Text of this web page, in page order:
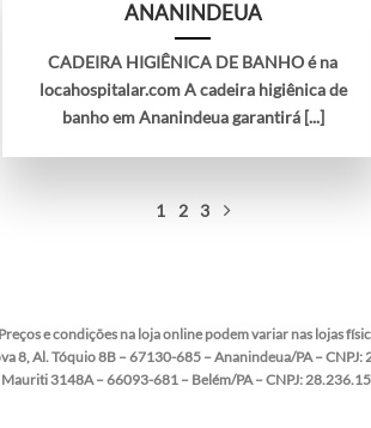
ANANINDEUA
CADEIRA HIGIÊNICA DE BANHO é na
locahospitalar.com A cadeira higiênica de
banho em Ananindeua garantirá [...]
1 2 3
Preços e condições na loja online podem variar nas lojas
8, Al. Tóquio 8B – 67130-685 – Ananindeua/PA –
Mauriti 3148A – 66093-681 – Belém/PA – CNPJ: